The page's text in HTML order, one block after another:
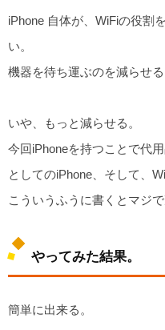
iPhone 自体が、WiFiの役割
い。
機器を待ち運ぶのを減らせる
いや、もっと減らせる。
今回iPhoneを持つことで代
としてのiPhone、そして、
こういうふうに書くとマジ
やってみた結果。
簡単に出来る。